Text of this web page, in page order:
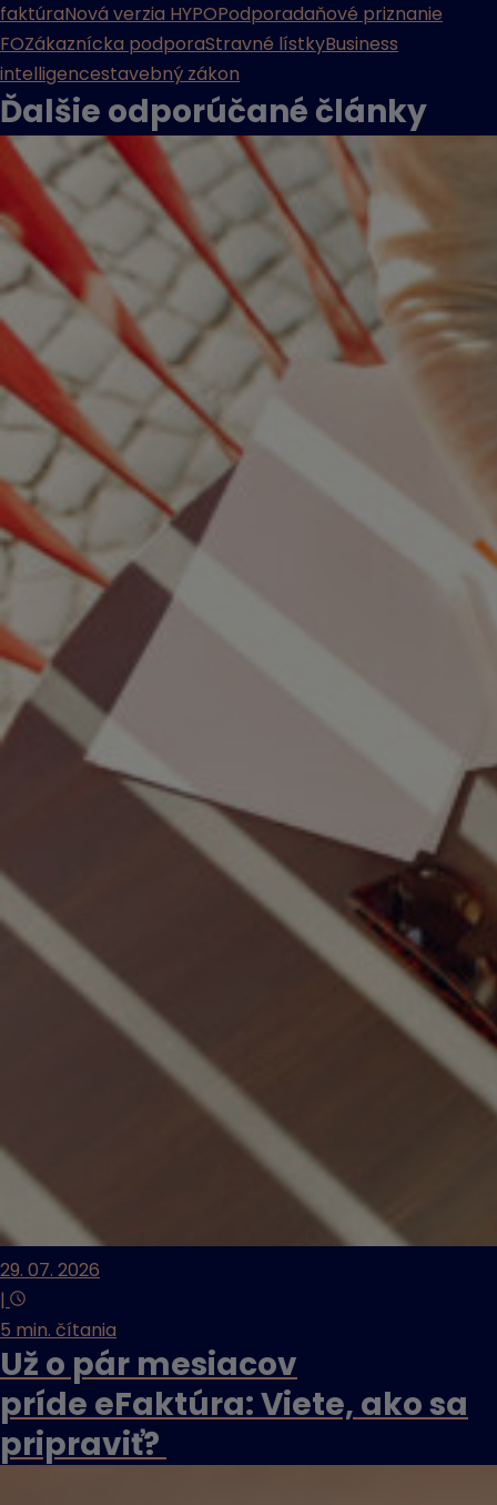
faktúraNová verzia HYPOPodporadaňové priznanie
FOZákaznícka podporaStravné lístkyBusiness
intelligencestavebný zákon
Ďalšie odporúčané články
29. 07. 2026
|
5 min. čítania
Už o pár mesiacov
príde eFaktúra: Viete, ako sa
pripraviť?